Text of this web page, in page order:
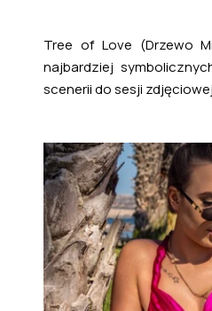
Tree of Love (Drzewo
najbardziej
scenerii do sesji